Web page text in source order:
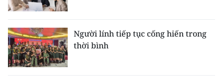
Người lính tiếp tục cống hiến trong
thời bình